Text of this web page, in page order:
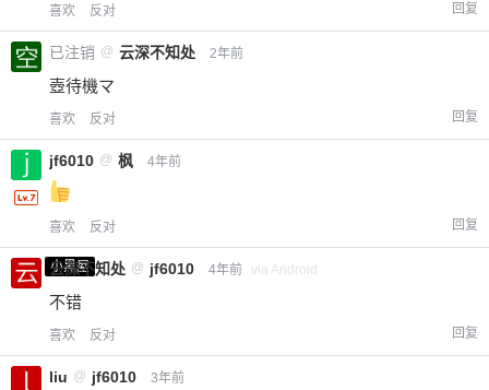
喜欢 反对 回复
已注销 @ 云深不知处 2年前
壺待機マ
喜欢 反对 回复
jf6010 @ 枫 4年前
喜欢 反对 回复
小黑屋
云深不知处 @ jf6010 4年前 via Android
不错
喜欢 反对 回复
liu @ jf6010 3年前